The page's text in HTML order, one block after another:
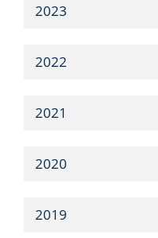
2023
2022
2021
2020
2019